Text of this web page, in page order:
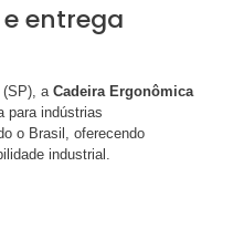
entrega
(SP), a Cadeira Ergonômica
para indústrias
o Brasil, oferecendo
industrial.